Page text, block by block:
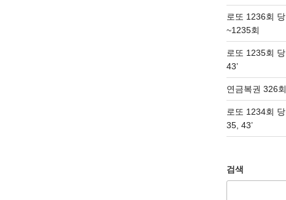
로또 1236회
~1235회
로또 1235회
43’
연금복권 326
로또 1234회
35, 43’
검색